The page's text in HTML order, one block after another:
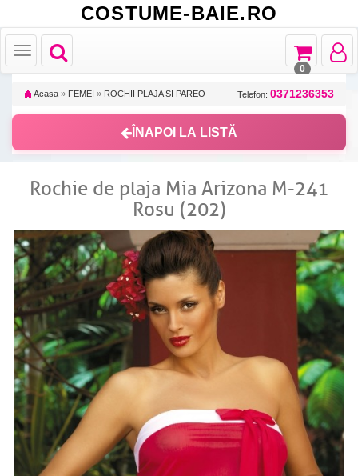
COSTUME-BAIE.RO
Toggle
navigation
Toggle
navigation
Toggle
Toggle
navigation
0
Acasa » FEMEI » ROCHII PLAJA SI PAREO Telefon: 0371236353
ÎNAPOI LA LISTĂ
Rochie de plaja Mia Arizona M-241
Rosu (202)